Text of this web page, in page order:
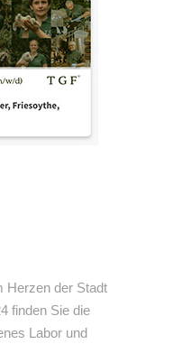
Herzen der Stadt
finden Sie die
Labor und